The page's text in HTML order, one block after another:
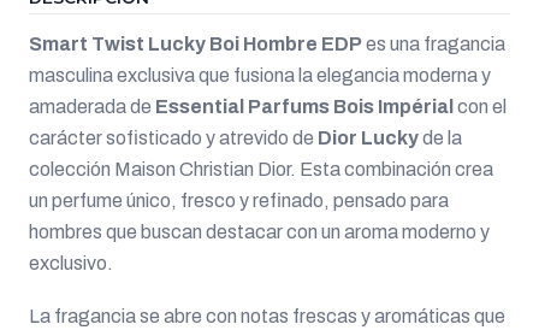
Smart Twist Lucky Boi Hombre EDPes una fragancia
masculina exclusiva que fusiona la elegancia moderna y
amaderada de Essential Parfums Bois Impérial con el
carácter sofisticado y atrevido de Dior Luckyde la
colección Maison Christian Dior. Esta combinación crea
un perfume único, fresco y refinado, pensado para
hombres que buscan destacar con un aroma moderno y
exclusivo.
La fragancia se abre con notas frescas y aromáticas que